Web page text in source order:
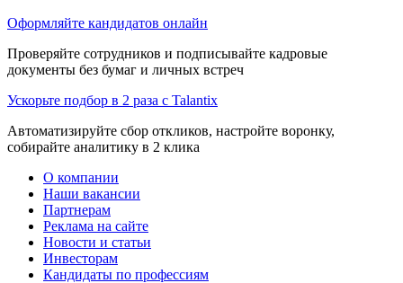
Оформляйте кандидатов онлайн
Проверяйте сотрудников и подписывайте кадровые
документы без бумаг и личных встреч
Ускорьте подбор в 2 раза с Talantix
Автоматизируйте сбор откликов, настройте воронку,
собирайте аналитику в 2 клика
О компании
Наши вакансии
Партнерам
Реклама на сайте
Новости и статьи
Инвесторам
Кандидаты по профессиям